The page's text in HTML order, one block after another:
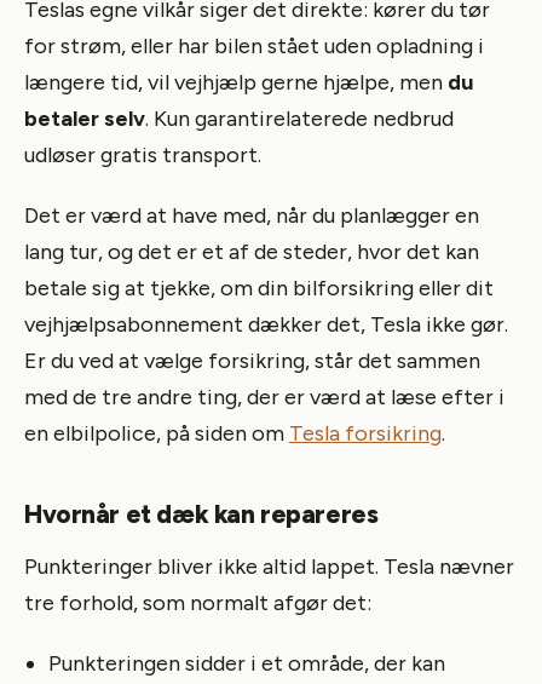
Teslas egne vilkår siger det direkte: kører du tør
for strøm, eller har bilen stået uden opladning i
længere tid, vil vejhjælp gerne hjælpe, men du
betaler selv. Kun garantirelaterede nedbrud
udløser gratis transport.
Det er værd at have med, når du planlægger en
lang tur, og det er et af de steder, hvor det kan
betale sig at tjekke, om din bilforsikring eller dit
vejhjælpsabonnement dækker det, Tesla ikke gør.
Er du ved at vælge forsikring, står det sammen
med de tre andre ting, der er værd at læse efter i
en elbilpolice, på siden om Tesla forsikring.
Hvornår et dæk kan repareres
Punkteringer bliver ikke altid lappet. Tesla nævner
tre forhold, som normalt afgør det:
Punkteringen sidder i et område, der kan